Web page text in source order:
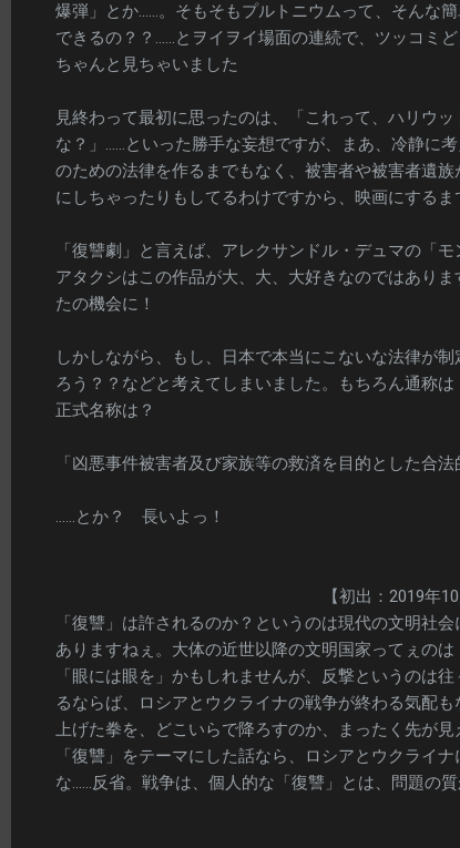
爆弾」とか……。そもそもプルトニウムって、そんな
できるの？？……とヲイヲイ場面の連続で、ツッコミ
ちゃんと見ちゃいました
見終わって最初に思ったのは、「これって、ハリウ
な？」……といった勝手な妄想ですが、まあ、冷静に
のための法律を作るまでもなく、被害者や被害者遺
にしちゃったりもしてるわけですから、映画にする
「復讐劇」と言えば、アレクサンドル・デュマの「
アタクシはこの作品が大、大、大好きなのではあり
たの機会に！
しかしながら、もし、日本で本当にこないな法律が
ろう？？などと考えてしまいました。もちろん通称
正式名称は？
「凶悪事件被害者及び家族等の救済を目的とした合
……とか？ 長いよっ！
【初出：2019年
「復讐」は許されるのか？というのは現代の文明社
ありますねぇ。大体の近世以降の文明国家ってぇの
「眼には眼を」かもしれませんが、反撃というのは
るならば、ロシアとウクライナの戦争が終わる気配
上げた拳を、どこいらで降ろすのか、まったく先が
「復讐」をテーマにした話なら、ロシアとウクライ
な……反省。戦争は、個人的な「復讐」とは、問題の